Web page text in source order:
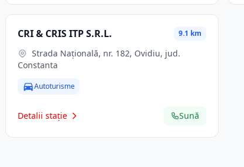
CRI & CRIS ITP S.R.L. 9.1 km
Constanta
Autoturisme
Detalii stație Sună